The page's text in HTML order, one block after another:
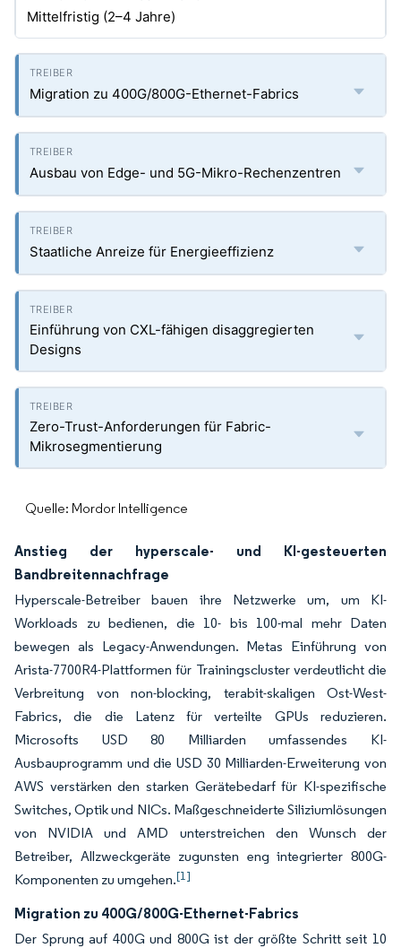
Mittelfristig (2–4 Jahre)
Migration zu 400G/800G-Ethernet-Fabrics
Ausbau von Edge- und 5G-Mikro-Rechenzentren
Staatliche Anreize für Energieeffizienz
Einführung von CXL-fähigen disaggregierten
Designs
Zero-Trust-Anforderungen für Fabric-
Mikrosegmentierung
Quelle: Mordor Intelligence
Anstieg der hyperscale- und KI-gesteuerten
Bandbreitennachfrage
Hyperscale-Betreiber bauen ihre Netzwerke um, um KI-
Workloads zu bedienen, die 10- bis 100-mal mehr Daten
bewegen als Legacy-Anwendungen. Metas Einführung von
Arista-7700R4-Plattformen für Trainingscluster verdeutlicht die
Verbreitung von non-blocking, terabit-skaligen Ost-West-
Fabrics, die die Latenz für verteilte GPUs reduzieren.
Microsofts USD 80 Milliarden umfassendes KI-
Ausbauprogramm und die USD 30 Milliarden-Erweiterung von
AWS verstärken den starken Gerätebedarf für KI-spezifische
Switches, Optik und NICs. Maßgeschneiderte Siliziumlösungen
von NVIDIA und AMD unterstreichen den Wunsch der
Betreiber, Allzweckgeräte zugunsten eng integrierter 800G-
Komponenten zu umgehen.[1]
Migration zu 400G/800G-Ethernet-Fabrics
Der Sprung auf 400G und 800G ist der größte Schritt seit 10